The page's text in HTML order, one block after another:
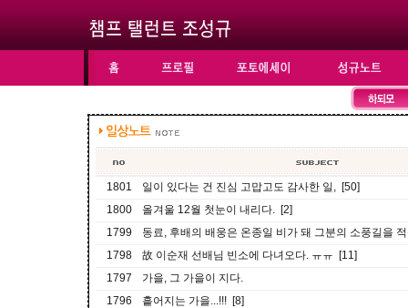
1801
일이 있다는 건 진심 고맙고도 감사한 일, [50]
1800
올겨울 12월 첫눈이 내리다. [2]
1799
동료, 후배의 배웅은 온종일 비가 돼 그분의 소풍길을
1798
故 이순재 선배님 빈소에 다녀오다. ㅠㅠ [11]
1797
가을, 그 가을이 지다.
1796
흩어지는 가을...!!! [8]